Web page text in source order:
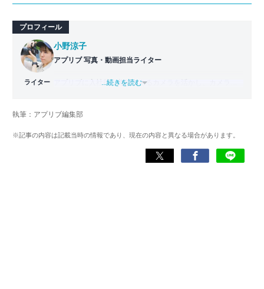
プロフィール
ライター
小野涼子
アプリブ 写真・動画担当ライター
アプリブに入社後、趣味であるカメラを活かし、カメラや
「誰でも本格的にアプリを使いこなせるようになるコンテ
...続きを読む
執筆：アプリブ編集部
※記事の内容は記載当時の情報であり、現在の内容と異なる場合があります。